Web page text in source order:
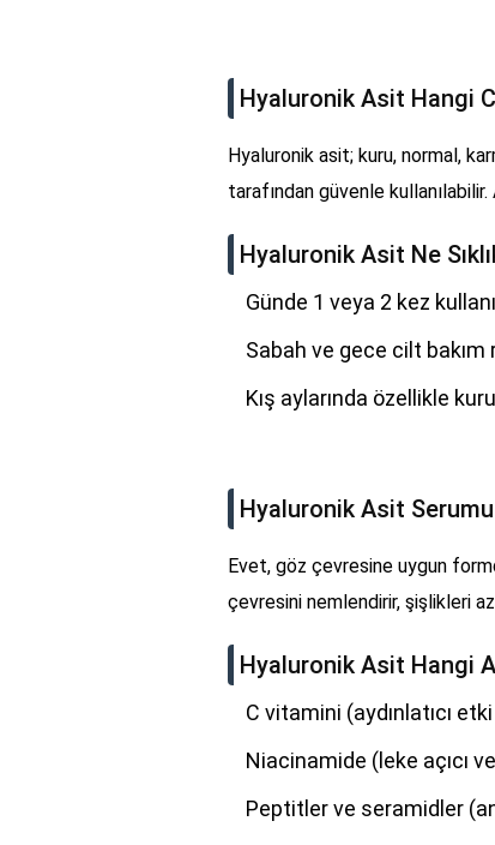
Hyaluronik Asit Hangi
Hyaluronik asit; kuru, normal,
tarafından güvenle
Hyaluronik Asit Ne
Günde 1 veya 2 kez
Sabah ve gece cilt bakım
Kış aylarında özellikle
Hyaluronik Asit
Evet, göz çevresine uygun
çevresini nemlendirir, şişlikleri
Hyaluronik Asit Hangi
C vitamini (aydınlatıcı
Niacinamide (leke açıcı
Peptitler ve seramidler